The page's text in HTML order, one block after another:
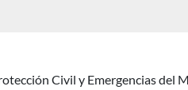
Civil y Emergencias